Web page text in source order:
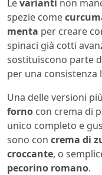
Levarianti non
spezie come
menta per creare
spinaci già cotti
sostituiscono parte
per una
Una delle versioni
forno con crema di
unico completo e
sono con crema di
croccante, o
pecorino romano.